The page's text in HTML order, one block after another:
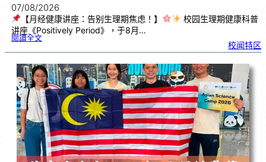
07/08/2026
【月经健康讲座：告别生理期焦虑！】
校园生理期健康科普
讲座《Positively Period》，于8月…
閱讀全文:月
康
座
告
别
生
理
期
焦
虑
！
校闻特区